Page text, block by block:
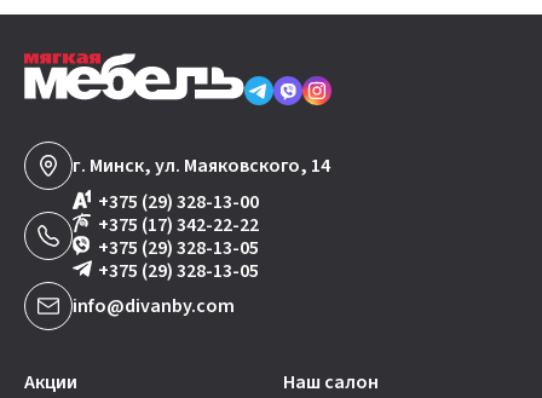
г. Минск, ул. Маяковского, 14
+375 (29) 328-13-00
+375 (17) 342-22-22
+375 (29) 328-13-05
+375 (29) 328-13-05
info@divanby.com
Акции
Наш салон